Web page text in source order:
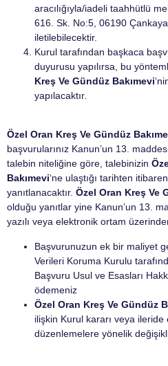
aracılığıyla/iadeli taahhütlü
616. Sk. No:5, 06190
iletilebilecektir.
Kurul tarafından başkaca
duyurusu yapılırsa, bu
Kreş Ve Gündüz Bakımevi
yapılacaktır.
Özel Oran Kreş Ve Gündüz
başvurularınız Kanun’un 13.
talebin niteliğine göre, talebinizin
Bakımevi‘ne ulaştığı tarihten
yanıtlanacaktır. Özel Oran Kreş Ve
olduğu yanıtlar yine Kanun’un 13.
yazılı veya elektronik ortam
Başvurunuzun ek bir maliyet
Verileri Koruma Kurulu
Başvuru Usul ve Esasları
ödemeniz
Özel Oran Kreş Ve Gündüz
ilişkin Kurul kararı veya ileride
düzenlemelere yönelik